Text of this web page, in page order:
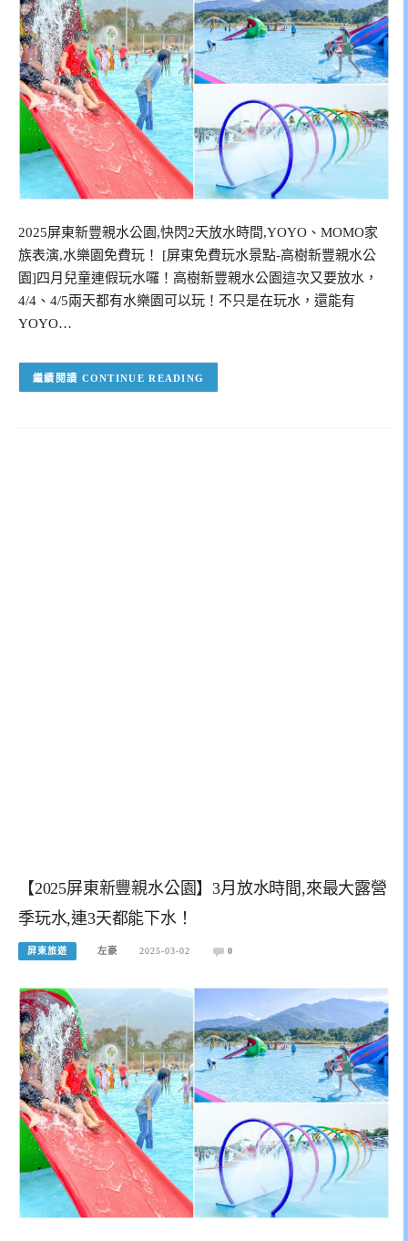
2025屏東新豐親水公園,快閃2天放水時間,YOYO、MOMO家
族表演,水樂園免費玩！ [屏東免費玩水景點-高樹新豐親水公
園]四月兒童連假玩水囉！高樹新豐親水公園這次又要放水，
4/4、4/5兩天都有水樂園可以玩！不只是在玩水，還能有
YOYO…
CONTINUE READING
【2025屏東新豐親水公園】3月放水時間,來最大露營
季玩水,連3天都能下水！
屏東旅遊 左豪 2025-03-02 0